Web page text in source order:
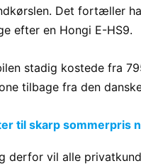
Det fortæller
efter en Hongi E-HS9.
stadig kostede fra
tilbage fra den
til skarp sommerpris
derfor vil alle